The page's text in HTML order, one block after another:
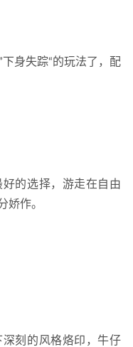
身失踪“的玩法了，配
的选择，游走在自由
娇作。
刻的风格烙印，牛仔